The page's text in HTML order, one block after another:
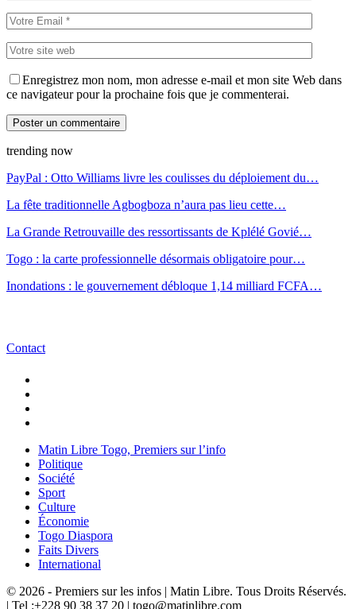
Enregistrez mon nom, mon adresse e-mail et mon site Web dans
ce navigateur pour la prochaine fois que je commenterai.
trending now
PayPal : Otto Williams livre les coulisses du déploiement du…
La fête traditionnelle Agbogboza n’aura pas lieu cette…
La Grande Retrouvaille des ressortissants de Kplélé Govié…
Togo : la carte professionnelle désormais obligatoire pour…
Inondations : le gouvernement débloque 1,14 milliard FCFA…
Contact
Matin Libre Togo, Premiers sur l’info
Politique
Société
Sport
Culture
Économie
Togo Diaspora
Faits Divers
International
© 2026 - Premiers sur les infos | Matin Libre. Tous Droits Réservés.
| Tel :+228 90 38 37 20 | togo@matinlibre.com